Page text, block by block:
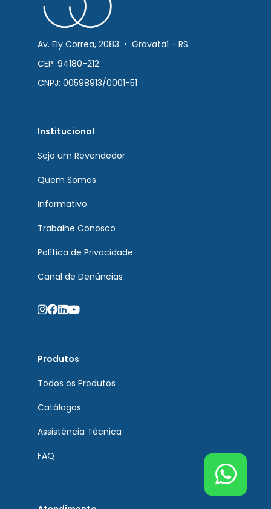
Av. Ely Correa, 2083 • Gravataí - RS
CEP: 94180-212
CNPJ: 00598913/0001-51
Institucional
Seja um Revendedor
Quem Somos
Informativo
Trabalhe Conosco
Política de Privacidade
Canal de Denúncias
Produtos
Todos os Produtos
Catálogos
Assistência Técnica
FAQ